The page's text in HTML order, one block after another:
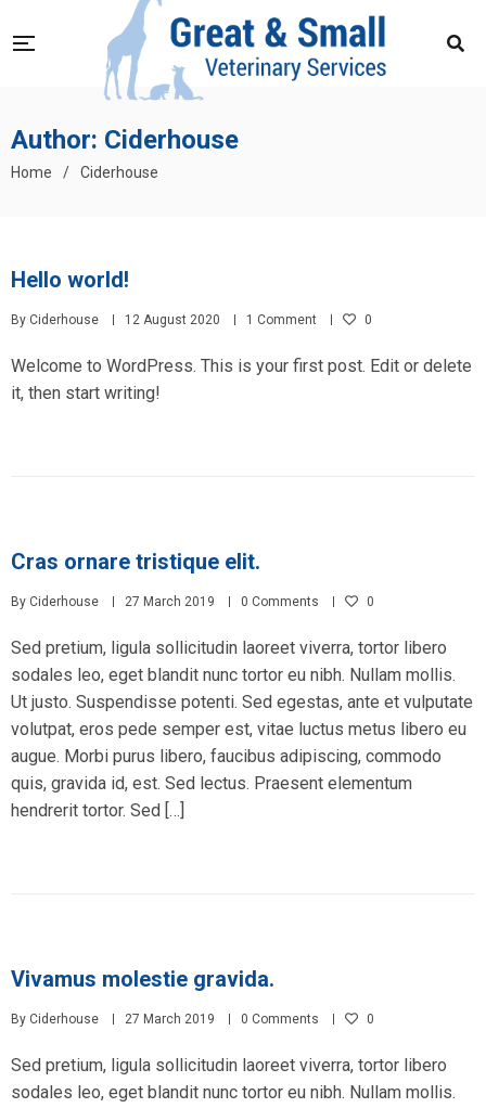
Author: Ciderhouse
Home / Ciderhouse
Hello world!
By Ciderhouse 12 August 2020 1 Comment 0
Welcome to WordPress. This is your first post. Edit or delete
it, then start writing!
Cras ornare tristique elit.
By Ciderhouse 27 March 2019 0 Comments 0
Sed pretium, ligula sollicitudin laoreet viverra, tortor libero
sodales leo, eget blandit nunc tortor eu nibh. Nullam mollis.
Ut justo. Suspendisse potenti. Sed egestas, ante et vulputate
volutpat, eros pede semper est, vitae luctus metus libero eu
augue. Morbi purus libero, faucibus adipiscing, commodo
quis, gravida id, est. Sed lectus. Praesent elementum
hendrerit tortor. Sed […]
Vivamus molestie gravida.
By Ciderhouse 27 March 2019 0 Comments 0
Sed pretium, ligula sollicitudin laoreet viverra, tortor libero
sodales leo, eget blandit nunc tortor eu nibh. Nullam mollis.